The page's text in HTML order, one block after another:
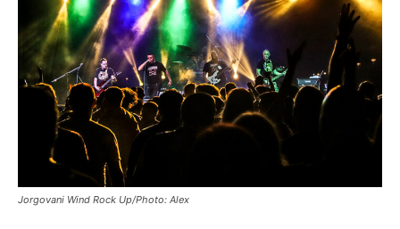
Jorgovani Wind Rock Up/Photo: Alex